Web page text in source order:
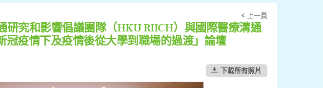
上一頁
研究和影響倡議團隊（HKU RIICH）與國際醫療溝通
冠疫情下及疫情後從大學到職場的過渡」論壇
下載所有照片